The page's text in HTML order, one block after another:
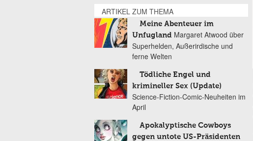
ARTIKEL ZUM THEMA
Meine Abenteuer im
Unfugland Margaret Atwood über
Superhelden, Außerirdische und
ferne Welten
Tödliche Engel und
krimineller Sex (Update)
Science-Fiction-Comic-Neuheiten im
April
Apokalyptische Cowboys
gegen untote US-Präsidenten